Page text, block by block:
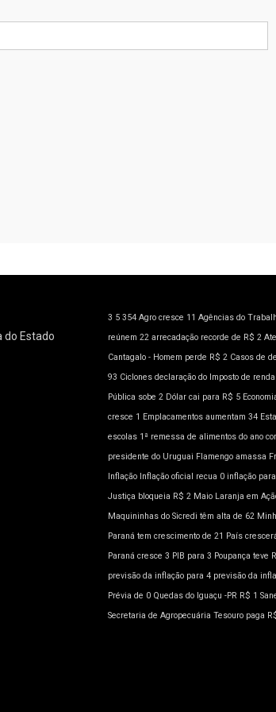
do Estado
3 5 354 Agro cresce 11 Agências do
reúnem 22 arrecadação recorde de R$ 2
Cantagalo - Homem perde R$ 2 Casos de
93 Ciclones declaração do Imposto de
Pública sobe 2 Dólar cai para R$ 5
cresce 1 Emplacamentos aumentam 34
escolas 1ª remessa de alimentos do ano
presidente do Uruguai Flamengo amassa
Inflação Inflação oficial recua 0 inflação
Justiça bloqueia R$ 2 Maio Laranja em
Maquininhas do Sicredi têm alta de 62
Paraná tem crescimento de 21 País
Paraná cresce 3 PIB para 3 Poupança teve
previsão da inflação para 4 previsão da
Prévia de 0 Quedas do Iguaçu -PR R$ 1
Secretaria de Agropecuária Tesouro paga